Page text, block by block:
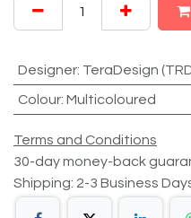
Designer: TeraDesign
Colour: Multicoloured
Terms and Conditions
30-day money-back
Shipping: 2-3 Business